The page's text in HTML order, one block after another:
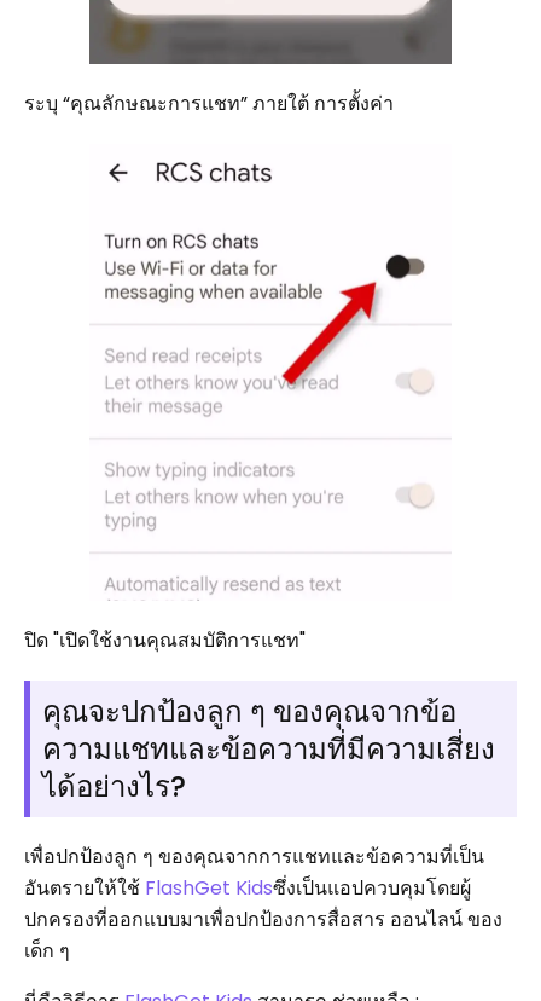
ระบุ “คุณลักษณะการแชท” ภายใต้ การตั้งค่า
ปิด "เปิดใช้งานคุณสมบัติการแชท"
คุณจะปกป้องลูก ๆ ของคุณจากข้อ
ความแชทและข้อความที่มีความเสี่ยง
ได้อย่างไร?
เพื่อปกป้องลูก ๆ ของคุณจากการแชทและข้อความที่เป็น
อันตรายให้ใช้ FlashGet Kidsซึ่งเป็นแอปควบคุมโดยผู้
ปกครองที่ออกแบบมาเพื่อปกป้องการสื่อสาร ออนไลน์ ของ
เด็ก ๆ